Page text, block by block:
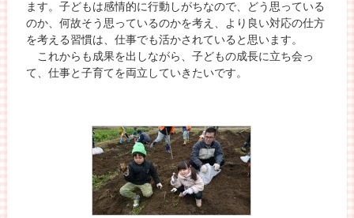
ます。子どもは感情的に行動しがちなので、どう思っている
のか、何故そう思っているのかを考え、より良い対応の仕方
を考える習慣は、仕事でも活かされていると思います。
これからも成果を出しながら、子どもの成長に立ち会っ
て、仕事と子育てを両立していきたいです。